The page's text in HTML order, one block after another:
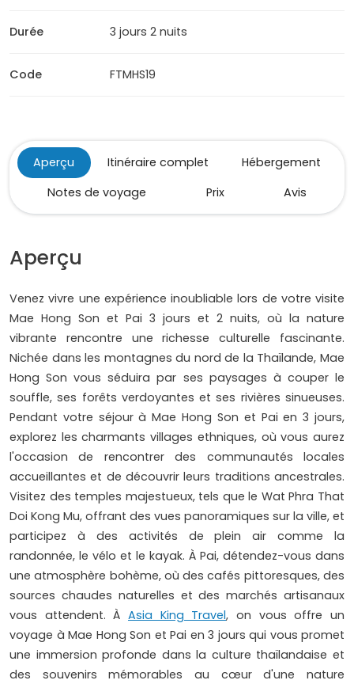
Durée 3 jours 2 nuits
Code FTMHS19
Aperçu Itinéraire complet
Hébergement
Notes de voyage
Prix Avis
Aperçu
Venez vivre une expérience inoubliable lors de votre visite
Mae Hong Son et Pai 3 jours et 2 nuits, où la nature
vibrante rencontre une richesse culturelle fascinante.
Nichée dans les montagnes du nord de la Thaïlande, Mae
Hong Son vous séduira par ses paysages à couper le
souffle, ses forêts verdoyantes et ses rivières sinueuses.
Pendant votre séjour à Mae Hong Son et Pai en 3 jours,
explorez les charmants villages ethniques, où vous aurez
l'occasion de rencontrer des communautés locales
accueillantes et de découvrir leurs traditions ancestrales.
Visitez des temples majestueux, tels que le Wat Phra That
Doi Kong Mu, offrant des vues panoramiques sur la ville, et
participez à des activités de plein air comme la
randonnée, le vélo et le kayak. À Pai, détendez-vous dans
une atmosphère bohème, où des cafés pittoresques, des
sources chaudes naturelles et des marchés artisanaux
vous attendent. À Asia King Travel, on vous offre un
voyage à Mae Hong Son et Pai en 3 jours qui vous promet
une immersion profonde dans la culture thaïlandaise et
des souvenirs mémorables au cœur d'une nature